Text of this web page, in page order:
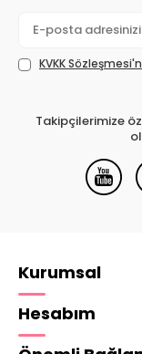
KVKK
Takipçilerimize
Kurumsal
Hesabım